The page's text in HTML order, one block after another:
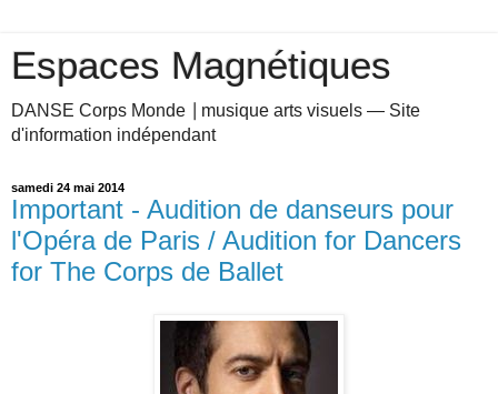
Espaces Magnétiques
DANSE Corps Monde ⎥ musique arts visuels — Site
d'information indépendant
samedi 24 mai 2014
Important - Audition de danseurs pour
l'Opéra de Paris / Audition for Dancers
for The Corps de Ballet